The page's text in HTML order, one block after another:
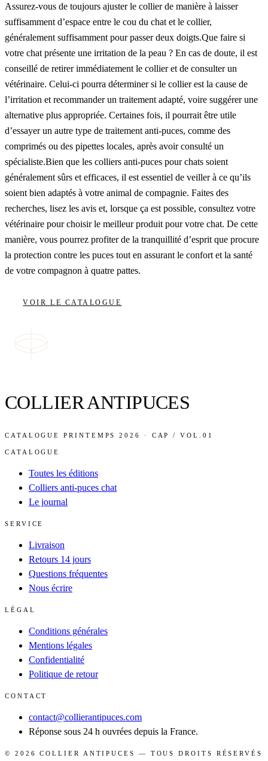
Assurez-vous de toujours ajuster le collier de manière à laisser
suffisamment d’espace entre le cou du chat et le collier,
généralement suffisamment pour passer deux doigts.Que faire si
votre chat présente une irritation de la peau ? En cas de doute, il est
conseillé de retirer immédiatement le collier et de consulter un
vétérinaire. Celui-ci pourra déterminer si le collier est la cause de
l’irritation et recommander un traitement adapté, voire suggérer une
alternative plus appropriée. Certaines fois, il pourrait être utile
d’essayer un autre type de traitement anti-puces, comme des
comprimés ou des pipettes locales, après avoir consulté un
spécialiste.Bien que les colliers anti-puces pour chats soient
généralement sûrs et efficaces, il est essentiel de veiller à ce qu’ils
soient bien adaptés à votre animal de compagnie. Faites des
recherches, lisez les avis et, lorsque ça est possible, consultez votre
vétérinaire pour choisir le meilleur produit pour votre chat. De cette
manière, vous pourrez profiter de la tranquillité d’esprit que procure
la protection contre les puces tout en assurant le confort et la santé
de votre compagnon à quatre pattes.
VOIR LE CATALOGUE
COLLIER ANTIPUCES
CATALOGUE PRINTEMPS 2026 · CAP / VOL.01
CATALOGUE
Toutes les éditions
Colliers anti-puces chat
Le journal
SERVICE
Livraison
Retours 14 jours
Questions fréquentes
Nous écrire
LÉGAL
Conditions générales
Mentions légales
Confidentialité
Politique de retour
CONTACT
contact@collierantipuces.com
Réponse sous 24 h ouvrées depuis la France.
© 2026 COLLIER ANTIPUCES — TOUS DROITS RÉSERVÉS